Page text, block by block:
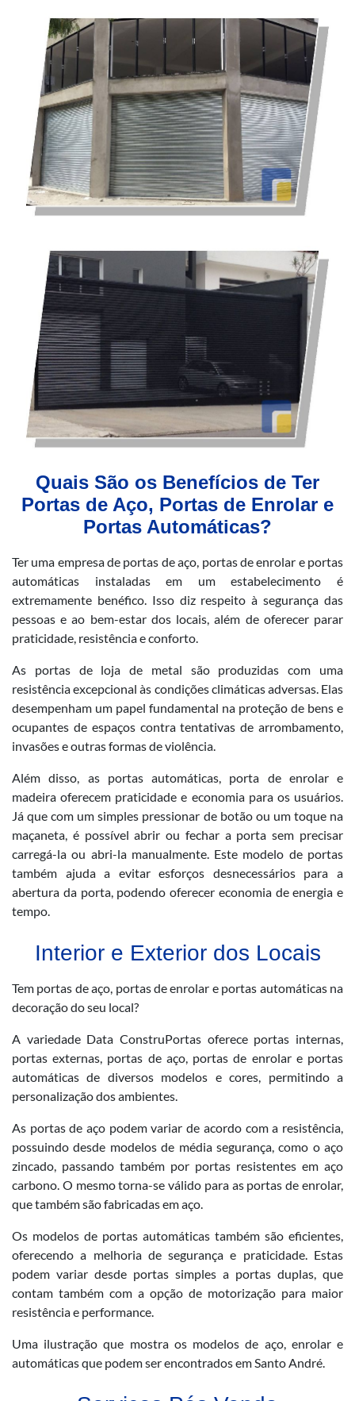
Quais São os Benefícios de Ter
Portas de Aço, Portas de Enrolar e
Portas Automáticas?
Ter uma empresa de portas de aço, portas de enrolar e portas
automáticas instaladas em um estabelecimento é
extremamente benéfico. Isso diz respeito à segurança das
pessoas e ao bem-estar dos locais, além de oferecer parar
praticidade, resistência e conforto.
As portas de loja de metal são produzidas com uma
resistência excepcional às condições climáticas adversas. Elas
desempenham um papel fundamental na proteção de bens e
ocupantes de espaços contra tentativas de arrombamento,
invasões e outras formas de violência.
Além disso, as portas automáticas, porta de enrolar e
madeira oferecem praticidade e economia para os usuários.
Já que com um simples pressionar de botão ou um toque na
maçaneta, é possível abrir ou fechar a porta sem precisar
carregá-la ou abri-la manualmente. Este modelo de portas
também ajuda a evitar esforços desnecessários para a
abertura da porta, podendo oferecer economia de energia e
tempo.
Interior e Exterior dos Locais
Tem portas de aço, portas de enrolar e portas automáticas na
decoração do seu local?
A variedade Data ConstruPortas oferece portas internas,
portas externas, portas de aço, portas de enrolar e portas
automáticas de diversos modelos e cores, permitindo a
personalização dos ambientes.
As portas de aço podem variar de acordo com a resistência,
possuindo desde modelos de média segurança, como o aço
zincado, passando também por portas resistentes em aço
carbono. O mesmo torna-se válido para as portas de enrolar,
que também são fabricadas em aço.
Os modelos de portas automáticas também são eficientes,
oferecendo a melhoria de segurança e praticidade. Estas
podem variar desde portas simples a portas duplas, que
contam também com a opção de motorização para maior
resistência e performance.
Uma ilustração que mostra os modelos de aço, enrolar e
automáticas que podem ser encontrados em Santo André.